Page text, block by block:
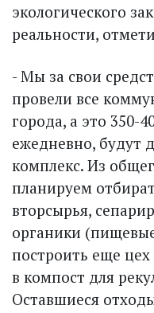
экологического
реальности,
- Мы за свои
провели все
города, а это 350-
ежедневно, будут
комплекс. Из
планируем
вторсырья,
органики
построить еще
в компост для
Оставшиеся